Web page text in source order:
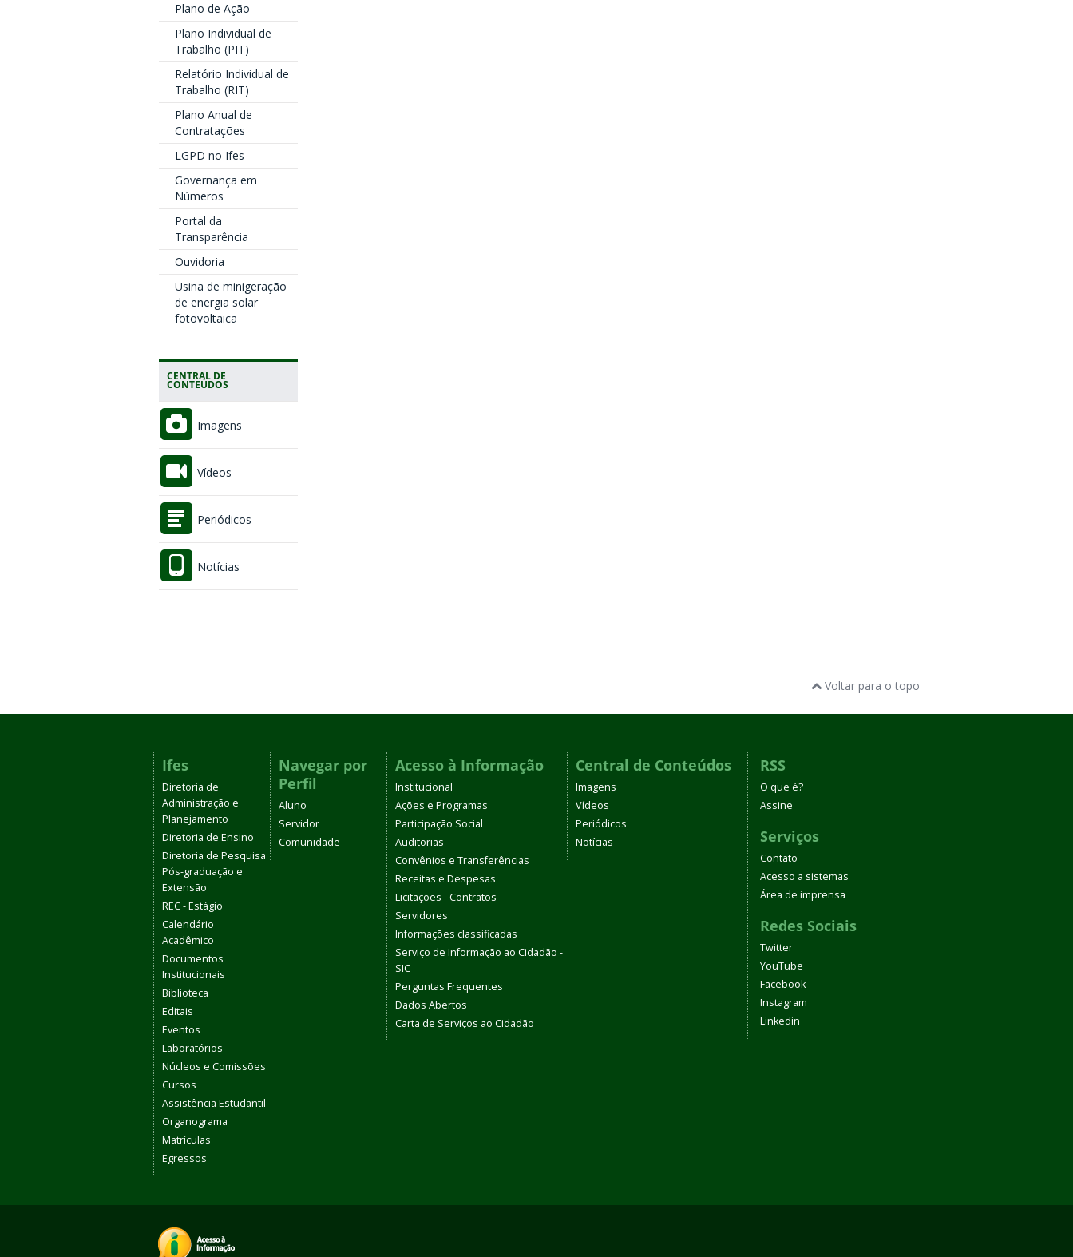
Plano de Ação
Plano Individual de
Trabalho (PIT)
Relatório Individual de
Trabalho (RIT)
Plano Anual de
Contratações
LGPD no Ifes
Governança em
Números
Portal da
Transparência
Ouvidoria
Usina de minigeração
de energia solar
fotovoltaica
CENTRAL DE
CONTEÚDOS
Imagens
Vídeos
Periódicos
Notícias
Voltar para o topo
Ifes
Diretoria de
Administração e
Planejamento
Diretoria de Ensino
Diretoria de Pesquisa
Pós-graduação e
Extensão
REC - Estágio
Calendário
Acadêmico
Documentos
Institucionais
Biblioteca
Editais
Eventos
Laboratórios
Núcleos e Comissões
Cursos
Assistência Estudantil
Organograma
Matrículas
Egressos
Navegar por
Perfil
Aluno
Servidor
Comunidade
Acesso à Informação
Institucional
Ações e Programas
Participação Social
Auditorias
Convênios e Transferências
Receitas e Despesas
Licitações - Contratos
Servidores
Informações classificadas
Serviço de Informação ao Cidadão -
SIC
Perguntas Frequentes
Dados Abertos
Carta de Serviços ao Cidadão
Central de Conteúdos
Imagens
Vídeos
Periódicos
Notícias
RSS
O que é?
Assine
Serviços
Contato
Acesso a sistemas
Área de imprensa
Redes Sociais
Twitter
YouTube
Facebook
Instagram
Linkedin